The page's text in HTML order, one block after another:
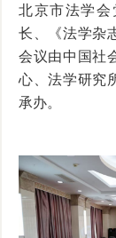
北京市法学会
长、《法学杂
会议由中国社
心、法学研究
承办。